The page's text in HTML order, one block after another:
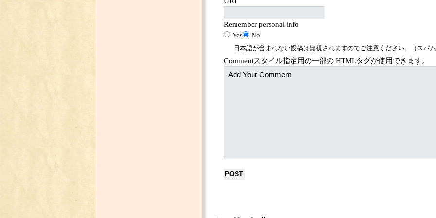
Remember personal info
Yes
No
日本語が含まれない投稿は無視されますのでご注意ください。（スパ
Commentスタイル指定用の一部の HTMLタグが使用できます。